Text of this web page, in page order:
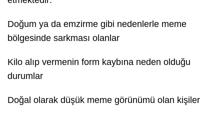
Doğum ya da emzirme gibi nedenlerle meme
bölgesinde sarkması olanlar
Kilo alıp vermenin form kaybına neden olduğu
durumlar
Doğal olarak düşük meme görünümü olan kişiler